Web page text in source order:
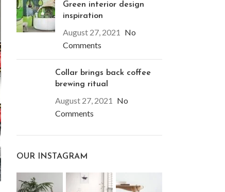
Green interior design
inspiration
August 27, 2021 No
Comments
Collar brings back coffee
brewing ritual
August 27, 2021 No
Comments
OUR INSTAGRAM